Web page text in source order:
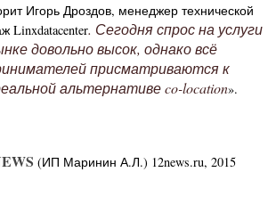
Игорь Дроздов, менеджер технической
Linxdatacenter. Сегодня спрос на услуги
довольно высок, однако всё
присматриваются к
альтернативе co-location».
(ИП Маринин А.Л.) 12news.ru, 2015